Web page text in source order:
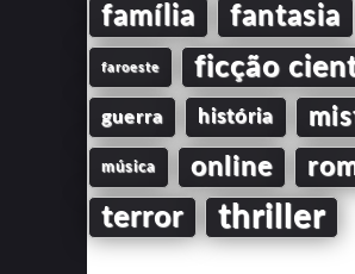
família fantasia
faroeste ficção
guerra história
música online
terror thriller